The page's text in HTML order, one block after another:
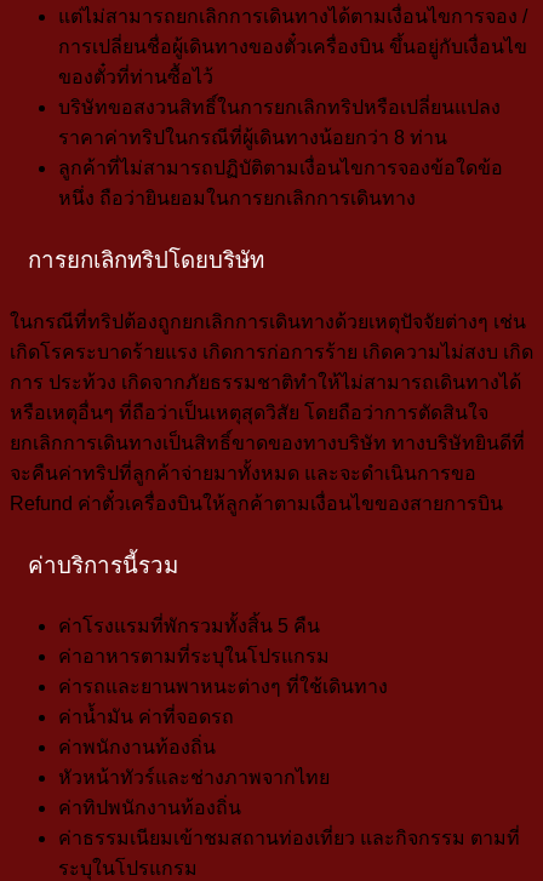
แต่ไม่สามารถยกเลิกการเดินทางได้ตามเงื่อนไขการจอง /
การเปลี่ยนชื่อผู้เดินทางของตั๋วเครื่องบิน ขึ้นอยู่กับเงื่อนไข
ของตั๋วที่ท่านซื้อไว้
บริษัทขอสงวนสิทธิ์ในการยกเลิกทริปหรือเปลี่ยนแปลง
ราคาค่าทริปในกรณีที่ผู้เดินทางน้อยกว่า 8 ท่าน
ลูกค้าที่ไม่สามารถปฏิบัติตามเงื่อนไขการจองข้อใดข้อ
หนึ่ง ถือว่ายินยอมในการยกเลิกการเดินทาง
การยกเลิกทริปโดยบริษัท
ในกรณีที่ทริปต้องถูกยกเลิกการเดินทางด้วยเหตุปัจจัยต่างๆ เช่น
เกิดโรคระบาดร้ายแรง เกิดการก่อการร้าย เกิดความไม่สงบ เกิด
การ ประท้วง เกิดจากภัยธรรมชาติทำให้ไม่สามารถเดินทางได้
หรือเหตุอื่นๆ ที่ถือว่าเป็นเหตุสุดวิสัย โดยถือว่าการตัดสินใจ
ยกเลิกการเดินทางเป็นสิทธิ์ขาดของทางบริษัท ทางบริษัทยินดีที่
จะคืนค่าทริปที่ลูกค้าจ่ายมาทั้งหมด และจะดำเนินการขอ
Refund ค่าตั๋วเครื่องบินให้ลูกค้าตามเงื่อนไขของสายการบิน
ค่าบริการนี้รวม
ค่าโรงแรมที่พักรวมทั้งสิ้น 5 คืน
ค่าอาหารตามที่ระบุในโปรแกรม
ค่ารถและยานพาหนะต่างๆ ที่ใช้เดินทาง
ค่าน้ำมัน ค่าที่จอดรถ
ค่าพนักงานท้องถิ่น
หัวหน้าทัวร์และช่างภาพจากไทย
ค่าทิปพนักงานท้องถิ่น
ค่าธรรมเนียมเข้าชมสถานท่องเที่ยว และกิจกรรม ตามที่
ระบุในโปรแกรม